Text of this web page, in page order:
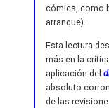
cómics, como
arranque).
Esta lectura
más en la
aplicación del
absoluto
de las